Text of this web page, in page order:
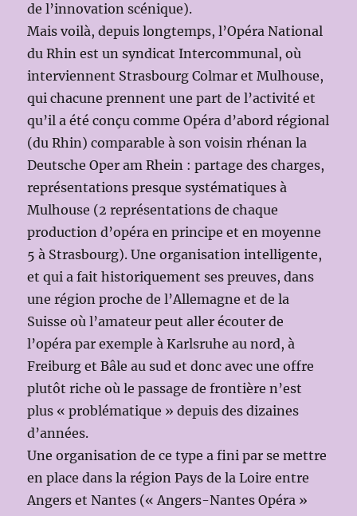
de l’innovation scénique).
Mais voilà, depuis longtemps, l’Opéra National
du Rhin est un syndicat Intercommunal, où
interviennent Strasbourg Colmar et Mulhouse,
qui chacune prennent une part de l’activité et
qu’il a été conçu comme Opéra d’abord régional
(du Rhin) comparable à son voisin rhénan la
Deutsche Oper am Rhein : partage des charges,
représentations presque systématiques à
Mulhouse (2 représentations de chaque
production d’opéra en principe et en moyenne
5 à Strasbourg). Une organisation intelligente,
et qui a fait historiquement ses preuves, dans
une région proche de l’Allemagne et de la
Suisse où l’amateur peut aller écouter de
l’opéra par exemple à Karlsruhe au nord, à
Freiburg et Bâle au sud et donc avec une offre
plutôt riche où le passage de frontière n’est
plus « problématique » depuis des dizaines
d’années.
Une organisation de ce type a fini par se mettre
en place dans la région Pays de la Loire entre
Angers et Nantes (« Angers-Nantes Opéra »